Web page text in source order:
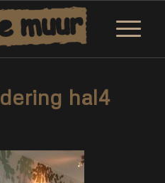
hal4